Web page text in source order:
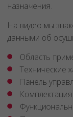
назначения.
На видео мы
данными об
Область
Технические
Панель